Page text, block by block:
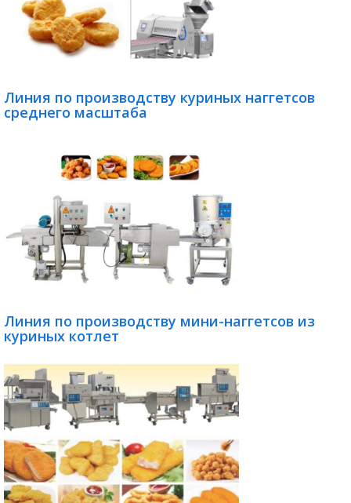
Линия по производству куриных наггетсов
среднего масштаба
Линия по производству мини-наггетсов из
куриных котлет